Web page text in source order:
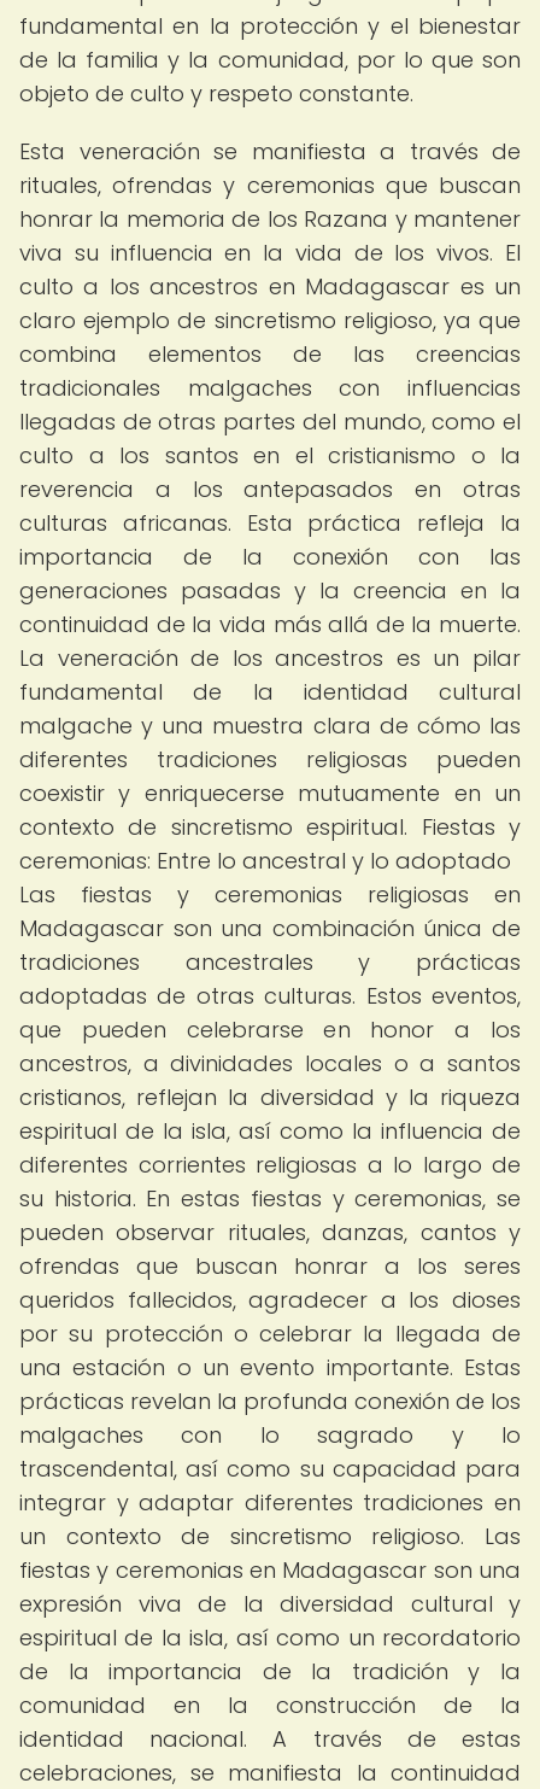
fundamental en la protección y el bienestar
de la familia y la comunidad, por lo que son
objeto de culto y respeto constante.
Esta veneración se manifiesta a través de
rituales, ofrendas y ceremonias que buscan
honrar la memoria de los Razana y mantener
viva su influencia en la vida de los vivos. El
culto a los ancestros en Madagascar es un
claro ejemplo de sincretismo religioso, ya que
combina elementos de las creencias
tradicionales malgaches con influencias
llegadas de otras partes del mundo, como el
culto a los santos en el cristianismo o la
reverencia a los antepasados en otras
culturas africanas. Esta práctica refleja la
importancia de la conexión con las
generaciones pasadas y la creencia en la
continuidad de la vida más allá de la muerte.
La veneración de los ancestros es un pilar
fundamental de la identidad cultural
malgache y una muestra clara de cómo las
diferentes tradiciones religiosas pueden
coexistir y enriquecerse mutuamente en un
contexto de sincretismo espiritual. Fiestas y
ceremonias: Entre lo ancestral y lo adoptado
Las fiestas y ceremonias religiosas en
Madagascar son una combinación única de
tradiciones ancestrales y prácticas
adoptadas de otras culturas. Estos eventos,
que pueden celebrarse en honor a los
ancestros, a divinidades locales o a santos
cristianos, reflejan la diversidad y la riqueza
espiritual de la isla, así como la influencia de
diferentes corrientes religiosas a lo largo de
su historia. En estas fiestas y ceremonias, se
pueden observar rituales, danzas, cantos y
ofrendas que buscan honrar a los seres
queridos fallecidos, agradecer a los dioses
por su protección o celebrar la llegada de
una estación o un evento importante. Estas
prácticas revelan la profunda conexión de los
malgaches con lo sagrado y lo
trascendental, así como su capacidad para
integrar y adaptar diferentes tradiciones en
un contexto de sincretismo religioso. Las
fiestas y ceremonias en Madagascar son una
expresión viva de la diversidad cultural y
espiritual de la isla, así como un recordatorio
de la importancia de la tradición y la
comunidad en la construcción de la
identidad nacional. A través de estas
celebraciones, se manifiesta la continuidad